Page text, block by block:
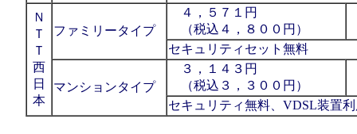
Ｎ
Ｔ
Ｔ
西
日
本
ファミリータイプ
４，５７１円
（税込４，８００円）
セキュリティセット無料
マンションタイプ
３，１４３円
（税込３，３００円）
セキュリティ無料、VDSL装置